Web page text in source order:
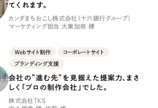
てくれます。
カンダまちおこし株式会社（十六銀行グループ）
マーケティング担当 大東加奈 様
Webサイト制作 コーポレートサイト
ブランディング支援
会社の”進む先”を見据えた提案力、まさ
しく「プロの制作会社」でした。
株式会社TKS